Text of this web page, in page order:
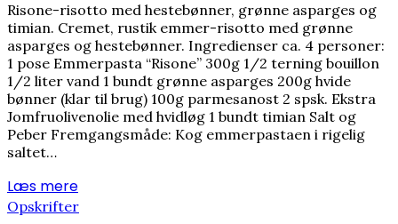
Risone-risotto med hestebønner, grønne asparges og
timian. Cremet, rustik emmer-risotto med grønne
asparges og hestebønner. Ingredienser ca. 4 personer:
1 pose Emmerpasta “Risone” 300g 1/2 terning bouillon
1/2 liter vand 1 bundt grønne asparges 200g hvide
bønner (klar til brug) 100g parmesanost 2 spsk. Ekstra
Jomfruolivenolie med hvidløg 1 bundt timian Salt og
Peber Fremgangsmåde: Kog emmerpastaen i rigelig
saltet…
Læs mere
Opskrifter